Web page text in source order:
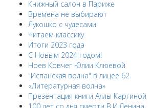
Книжный салон в Париже
Времена не выбирают
Лукошко с чудесами
Читаем классику
Итоги 2023 года
С Новым 2024 годом!
Ноев Ковчег Юлии Клюевой
"Испанская волна" в лицее 62
«Литературная волна»
Презентация книги Аллы Каргиной